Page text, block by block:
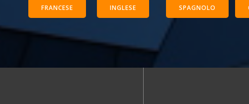
FRANCESE INGLESE SPAGNOLO